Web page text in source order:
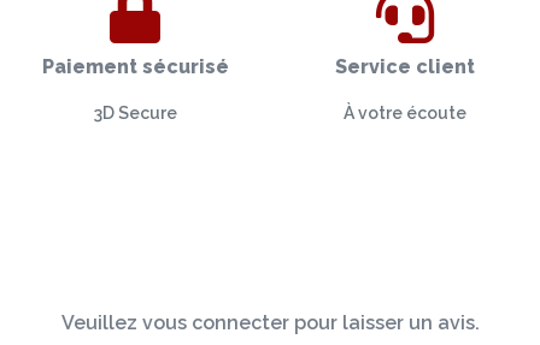
Paiement sécurisé
3D Secure
Service client
À votre écoute
Veuillez vous connecter pour laisser un avis.